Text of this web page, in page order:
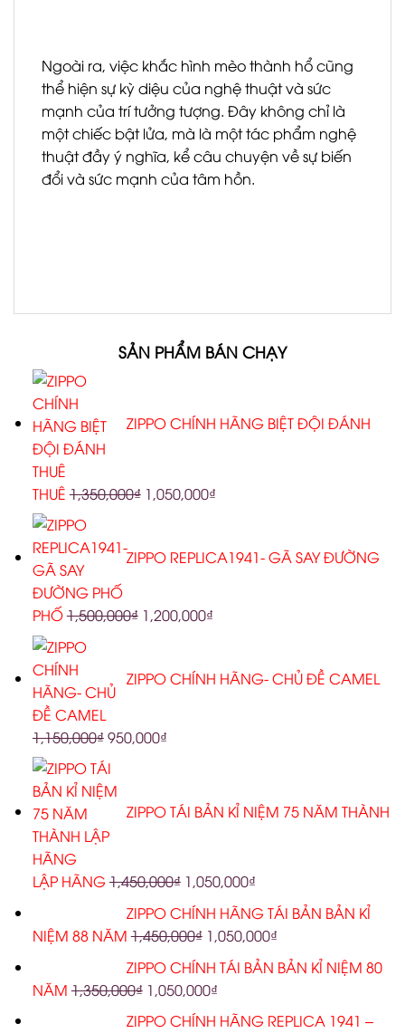
Ngoài ra, việc khắc hình mèo thành hổ cũng
thể hiện sự kỳ diệu của nghệ thuật và sức
mạnh của trí tưởng tượng. Đây không chỉ là
một chiếc bật lửa, mà là một tác phẩm nghệ
thuật đầy ý nghĩa, kể câu chuyện về sự biến
đổi và sức mạnh của tâm hồn.
SẢN PHẨM BÁN CHẠY
ZIPPO CHÍNH HÃNG BIỆT ĐỘI ĐÁNH
THUÊ 1,350,000₫ 1,050,000₫
ZIPPO REPLICA1941- GÃ SAY ĐƯỜNG
PHỐ1,500,000₫ 1,200,000₫
ZIPPO CHÍNH HÃNG- CHỦ ĐỀ CAMEL
1,150,000₫950,000₫
ZIPPO TÁI BẢN KỈ NIỆM 75 NĂM THÀNH
LẬP HÃNG 1,450,000₫ 1,050,000₫
ZIPPO CHÍNH HÃNG TÁI BẢN BẢN KỈ
NIỆM 88 NĂM 1,450,000₫ 1,050,000₫
ZIPPO CHÍNH TÁI BẢN BẢN KỈ NIỆM 80
NĂM 1,350,000₫ 1,050,000₫
ZIPPO CHÍNH HÃNG REPLICA 1941 –